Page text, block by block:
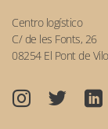
Centro logístico
C/ de les Fonts, 26
08254 El Pont de